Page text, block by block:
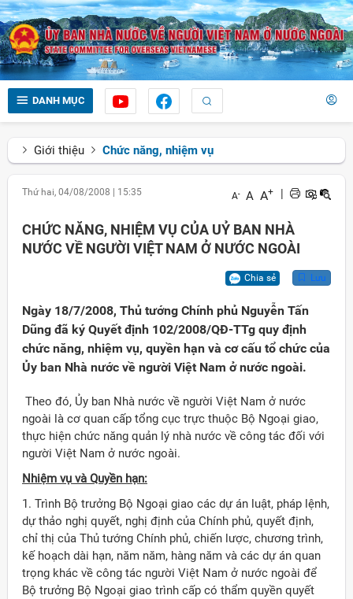
DANH MỤC
Giới thiệu Chức năng, nhiệm vụ
Thứ hai, 04/08/2008 15:35 A- A A+ |
CHỨC NĂNG, NHIỆM VỤ CỦA UỶ BAN NHÀ
NƯỚC VỀ NGƯỜI VIỆT NAM Ở NƯỚC NGOÀI
Chia sẻ Lưu
Ngày 18/7/2008, Thủ tướng Chính phủ Nguyễn Tấn
Dũng đã ký Quyết định 102/2008/QĐ-TTg quy định
chức năng, nhiệm vụ, quyền hạn và cơ cấu tổ chức của
Ủy ban Nhà nước về người Việt Nam ở nước ngoài.
Theo đó, Ủy ban Nhà nước về người Việt Nam ở nước
ngoài là cơ quan cấp tổng cục trực thuộc Bộ Ngoại giao,
thực hiện chức năng quản lý nhà nước về công tác đối với
người Việt Nam ở nước ngoài.
Nhiệm vụ và Quyền hạn:
1. Trình Bộ trưởng Bộ Ngoại giao các dự án luật, pháp lệnh,
dự thảo nghị quyết, nghị định của Chính phủ, quyết định,
chỉ thị của Thủ tướng Chính phủ, chiến lược, chương trình,
kế hoạch dài hạn, năm năm, hàng năm và các dự án quan
trọng khác về công tác người Việt Nam ở nước ngoài để
Bộ trưởng Bộ Ngoại giao trình cấp có thẩm quyền quyết